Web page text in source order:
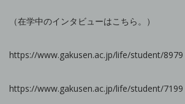
（在学中のインタビューはこちら。）
https://www.gakusen.ac.jp/life/student/8979
https://www.gakusen.ac.jp/life/student/7199